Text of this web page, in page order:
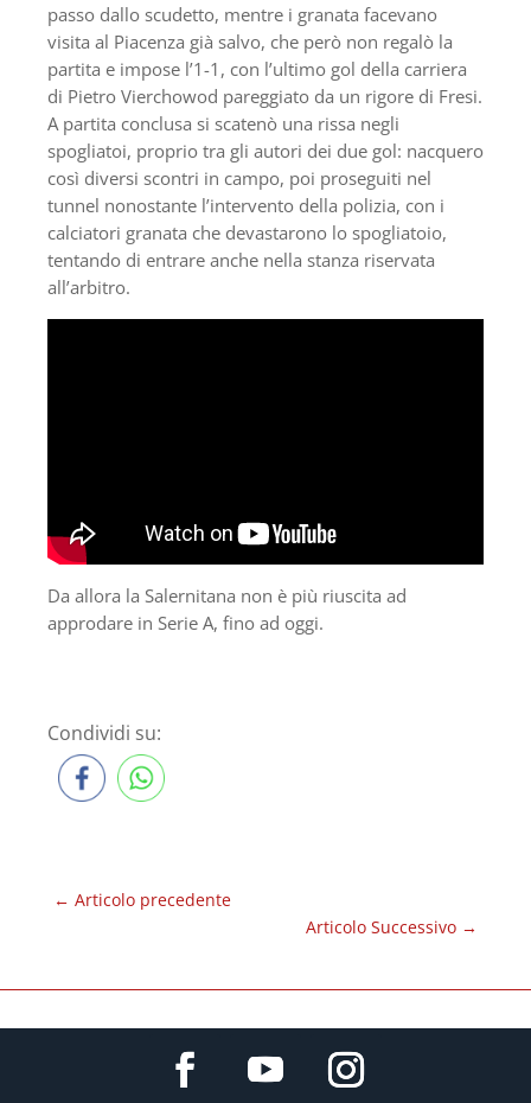
passo dallo scudetto, mentre i granata facevano
visita al Piacenza già salvo, che però non regalò la
partita e impose l’1-1, con l’ultimo gol della carriera
di Pietro Vierchowod pareggiato da un rigore di Fresi.
A partita conclusa si scatenò una rissa negli
spogliatoi, proprio tra gli autori dei due gol: nacquero
così diversi scontri in campo, poi proseguiti nel
tunnel nonostante l’intervento della polizia, con i
calciatori granata che devastarono lo spogliatoio,
tentando di entrare anche nella stanza riservata
all’arbitro.
Da allora la Salernitana non è più riuscita ad
approdare in Serie A, fino ad oggi.
Condividi su:
← Articolo precedente
Articolo Successivo →